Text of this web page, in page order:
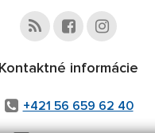
Kontaktné informácie
+421 56 659 62 40